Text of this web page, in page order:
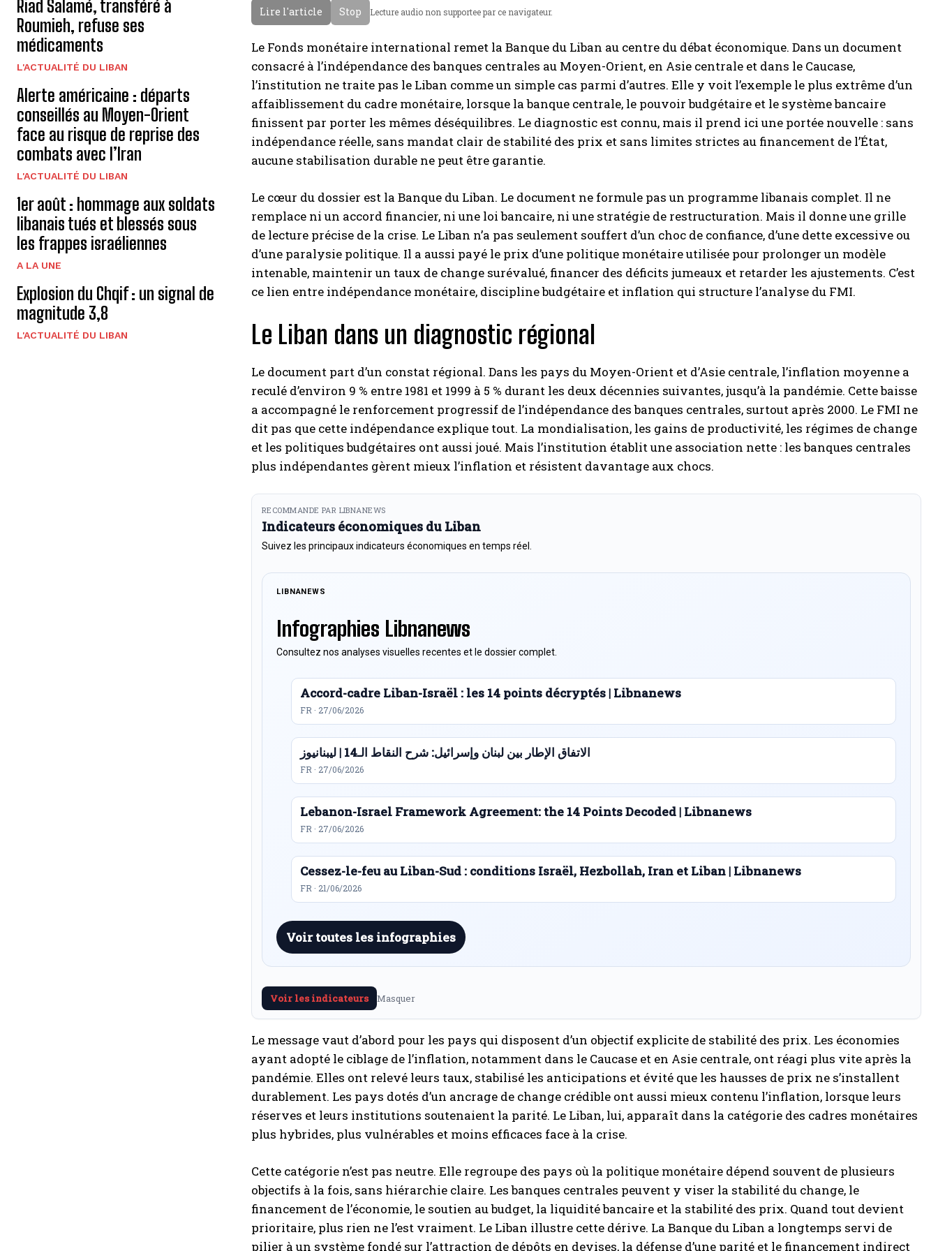
Riad Salamé, transféré à
Roumieh, refuse ses
médicaments
L'ACTUALITÉ DU LIBAN
Alerte américaine : départs
conseillés au Moyen-Orient
face au risque de reprise des
combats avec l’Iran
L'ACTUALITÉ DU LIBAN
1er août : hommage aux soldats
libanais tués et blessés sous
les frappes israéliennes
A LA UNE
Explosion du Chqif : un signal de
magnitude 3,8
L'ACTUALITÉ DU LIBAN
g
a
i
s
a
e
Lire l'article Stop Lecture audio non supportee par ce navigateur.
Le Fonds monétaire international remet la Banque du Liban au centre du débat économique. Dans un document
consacré à l’indépendance des banques centrales au Moyen-Orient, en Asie centrale et dans le Caucase,
l’institution ne traite pas le Liban comme un simple cas parmi d’autres. Elle y voit l’exemple le plus extrême d’un
affaiblissement du cadre monétaire, lorsque la banque centrale, le pouvoir budgétaire et le système bancaire
finissent par porter les mêmes déséquilibres. Le diagnostic est connu, mais il prend ici une portée nouvelle : sans
indépendance réelle, sans mandat clair de stabilité des prix et sans limites strictes au financement de l’État,
aucune stabilisation durable ne peut être garantie.
Le cœur du dossier est la Banque du Liban. Le document ne formule pas un programme libanais complet. Il ne
remplace ni un accord financier, ni une loi bancaire, ni une stratégie de restructuration. Mais il donne une grille
de lecture précise de la crise. Le Liban n’a pas seulement souffert d’un choc de confiance, d’une dette excessive ou
d’une paralysie politique. Il a aussi payé le prix d’une politique monétaire utilisée pour prolonger un modèle
intenable, maintenir un taux de change surévalué, financer des déficits jumeaux et retarder les ajustements. C’est
ce lien entre indépendance monétaire, discipline budgétaire et inflation qui structure l’analyse du FMI.
Le Liban dans un diagnostic régional
Le document part d’un constat régional. Dans les pays du Moyen-Orient et d’Asie centrale, l’inflation moyenne a
reculé d’environ 9 % entre 1981 et 1999 à 5 % durant les deux décennies suivantes, jusqu’à la pandémie. Cette baisse
a accompagné le renforcement progressif de l’indépendance des banques centrales, surtout après 2000. Le FMI ne
dit pas que cette indépendance explique tout. La mondialisation, les gains de productivité, les régimes de change
et les politiques budgétaires ont aussi joué. Mais l’institution établit une association nette : les banques centrales
plus indépendantes gèrent mieux l’inflation et résistent davantage aux chocs.
RECOMMANDE PAR LIBNANEWS
Indicateurs économiques du Liban
Suivez les principaux indicateurs économiques en temps réel.
LIBNANEWS
Infographies Libnanews
Consultez nos analyses visuelles recentes et le dossier complet.
Accord-cadre Liban-Israël : les 14 points décryptés | Libnanews
FR · 27/06/2026
الاتفاق الإطار بين لبنان وإسرائيل: شرح النقاط الـ14 | ليبنانيوز
FR · 27/06/2026
Lebanon-Israel Framework Agreement: the 14 Points Decoded | Libnanews
FR · 27/06/2026
Cessez-le-feu au Liban-Sud : conditions Israël, Hezbollah, Iran et Liban | Libnanews
FR · 21/06/2026
Voir toutes les infographies
Voir les indicateurs Masquer
Le message vaut d’abord pour les pays qui disposent d’un objectif explicite de stabilité des prix. Les économies
ayant adopté le ciblage de l’inflation, notamment dans le Caucase et en Asie centrale, ont réagi plus vite après la
pandémie. Elles ont relevé leurs taux, stabilisé les anticipations et évité que les hausses de prix ne s’installent
durablement. Les pays dotés d’un ancrage de change crédible ont aussi mieux contenu l’inflation, lorsque leurs
réserves et leurs institutions soutenaient la parité. Le Liban, lui, apparaît dans la catégorie des cadres monétaires
plus hybrides, plus vulnérables et moins efficaces face à la crise.
Cette catégorie n’est pas neutre. Elle regroupe des pays où la politique monétaire dépend souvent de plusieurs
objectifs à la fois, sans hiérarchie claire. Les banques centrales peuvent y viser la stabilité du change, le
financement de l’économie, le soutien au budget, la liquidité bancaire et la stabilité des prix. Quand tout devient
prioritaire, plus rien ne l’est vraiment. Le Liban illustre cette dérive. La Banque du Liban a longtemps servi de
pilier à un système fondé sur l’attraction de dépôts en devises, la défense d’une parité et le financement indirect